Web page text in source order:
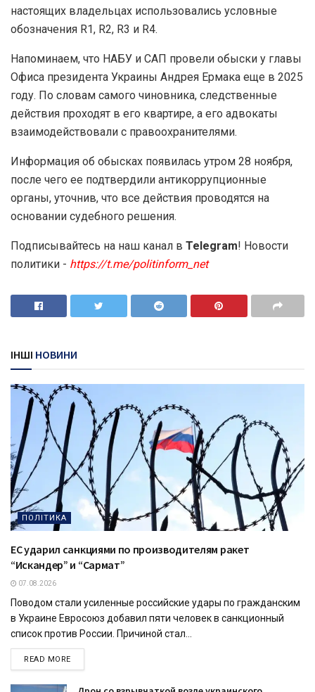
настоящих владельцах использовались условные
обозначения R1, R2, R3 и R4.
Напоминаем, что НАБУ и САП провели обыски у главы
Офиса президента Украины Андрея Ермака еще в 2025
году. По словам самого чиновника, следственные
действия проходят в его квартире, а его адвокаты
взаимодействовали с правоохранителями.
Информация об обысках появилась утром 28 ноября,
после чего ее подтвердили антикоррупционные
органы, уточнив, что все действия проводятся на
основании судебного решения.
Подписывайтесь на наш канал в Telegram! Новости
политики - https://t.me/politinform_net
ІНШІ НОВИНИ
ПОЛІТИКА
ЕС ударил санкциями по производителям ракет
“Искандер” и “Сармат”
07.08.2026
Поводом стали усиленные российские удары по гражданским
в Украине Евросоюз добавил пяти человек в санкционный
список против России. Причиной стал...
READ MORE